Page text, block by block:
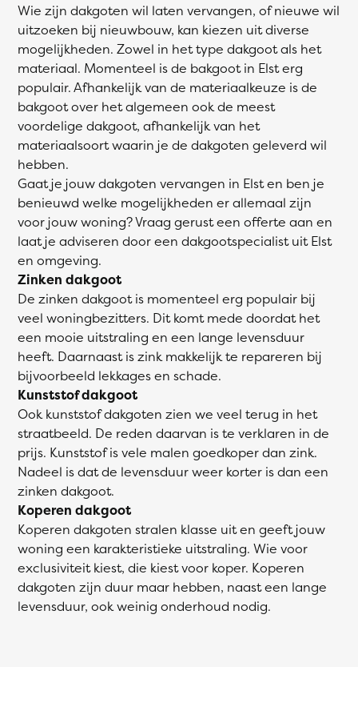
Wie zijn dakgoten wil laten vervangen, of nieuwe wil
uitzoeken bij nieuwbouw, kan kiezen uit diverse
mogelijkheden. Zowel in het type dakgoot als het
materiaal. Momenteel is de bakgoot in Elst erg
populair. Afhankelijk van de materiaalkeuze is de
bakgoot over het algemeen ook de meest
voordelige dakgoot, afhankelijk van het
materiaalsoort waarin je de dakgoten geleverd wil
hebben.
Gaat je jouw dakgoten vervangen in Elst en ben je
benieuwd welke mogelijkheden er allemaal zijn
voor jouw woning? Vraag gerust een offerte aan en
laat je adviseren door een dakgootspecialist uit Elst
en omgeving.
Zinken dakgoot
De zinken dakgoot is momenteel erg populair bij
veel woningbezitters. Dit komt mede doordat het
een mooie uitstraling en een lange levensduur
heeft. Daarnaast is zink makkelijk te repareren bij
bijvoorbeeld lekkages en schade.
Kunststof dakgoot
Ook kunststof dakgoten zien we veel terug in het
straatbeeld. De reden daarvan is te verklaren in de
prijs. Kunststof is vele malen goedkoper dan zink.
Nadeel is dat de levensduur weer korter is dan een
zinken dakgoot.
Koperen dakgoot
Koperen dakgoten stralen klasse uit en geeft jouw
woning een karakteristieke uitstraling. Wie voor
exclusiviteit kiest, die kiest voor koper. Koperen
dakgoten zijn duur maar hebben, naast een lange
levensduur, ook weinig onderhoud nodig.